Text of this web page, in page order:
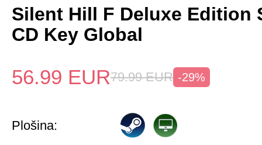
Silent Hill F Deluxe Edition
CD Key Global
56.99 EUR79.99 EUR -29%
Plošina: